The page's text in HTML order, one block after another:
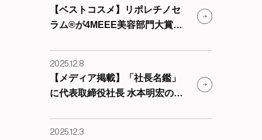
【ベストコスメ】リポレチノセ
ラム®が4MEEE美容部門大賞を
2025.12.8
【メディア掲載】「社長名鑑」
に代表取締役社長 水本明宏のイ
2025.12.3